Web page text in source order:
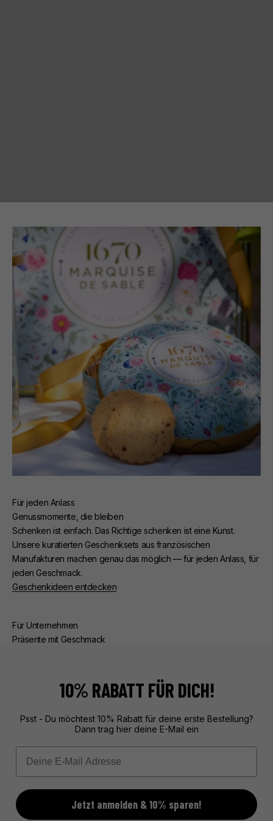
Für jeden Anlass
Genussmomente, die bleiben
Schenken ist einfach. Das Richtige schenken ist eine Kunst.
Unsere kuratierten Geschenksets aus französischen
Manufakturen machen genau das möglich — für jeden Anlass, für
jeden Geschmack.
Geschenkideen entdecken
Für Unternehmen
Präsente mit Geschmack
Exklusive Geschenke aus Frankreich, unvergesslich verpackt.
Mehr über unseren Service erfahren
10% RABATT FÜR DICH!
Psst - Du möchtest 10% Rabatt für deine erste Bestellung?
Dann trag hier deine E-Mail ein
Email
Jetzt anmelden & 10% sparen!